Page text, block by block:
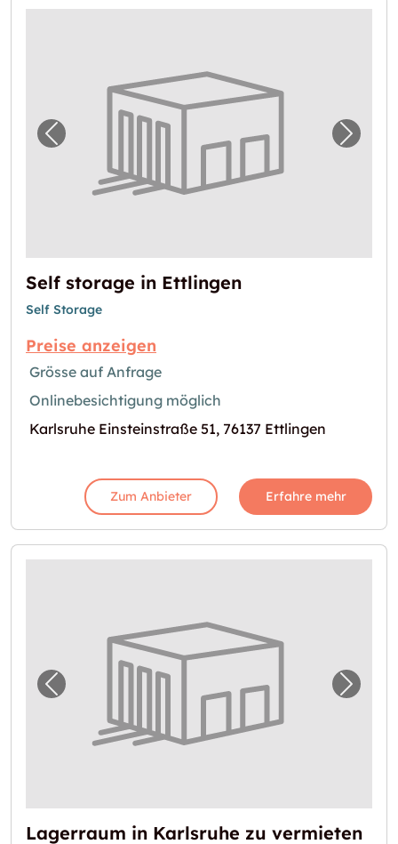
Vorheriges Bild für "Self storage in
Self storage in Ettlingen
Self Storage
Preise anzeigen
Grösse auf Anfrage
Onlinebesichtigung möglich
Karlsruhe Einsteinstraße 51, 76137 Ettlingen
Zum Anbieter Erfahre mehr
Vorheriges Bild für "Lagerraum in Karlsruhe
Lagerraum in Karlsruhe zu vermieten